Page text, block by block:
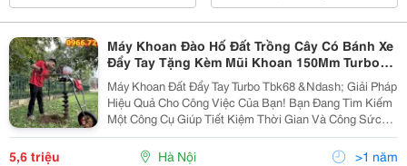
Máy Khoan Đào Hố Đất Trồng Cây Có Bánh Xe
Đẩy Tay Tặng Kèm Mũi Khoan 150Mm Turbo
Tbk68
Máy Khoan Đất Đẩy Tay Turbo Tbk68 &Ndash; Giải Pháp
Hiệu Quả Cho Công Việc Của Bạn! Bạn Đang Tìm Kiếm
Một Công Cụ Giúp Tiết Kiệm Thời Gian Và Công Sức
Trong Việc Khoan Đất? Máy Khoan Đất Đẩy Tay Turbo
Tbk68 Là Lựa Chọn Hoàn Hảo Cho Bạn! Tại Sao...
5,6 triệu Hà Nội >1 năm